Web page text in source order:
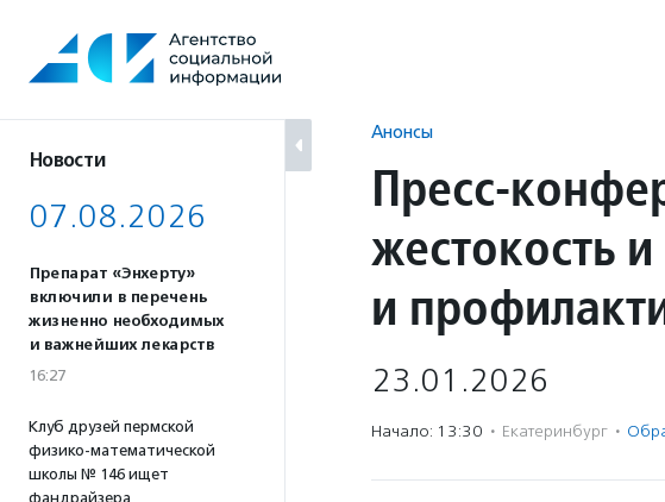
содержанию
Новости
07.08.2026
Препарат «Энхерту»
включили в перечень
жизненно необходимых
и важнейших лекарств
16:27
Клуб друзей пермской
физико-математической
школы № 146 ищет
фандрайзера
Анонсы
Пресс-
жестокость
и
23.01.2026
Начало: 13:30 · Екатеринбург ·